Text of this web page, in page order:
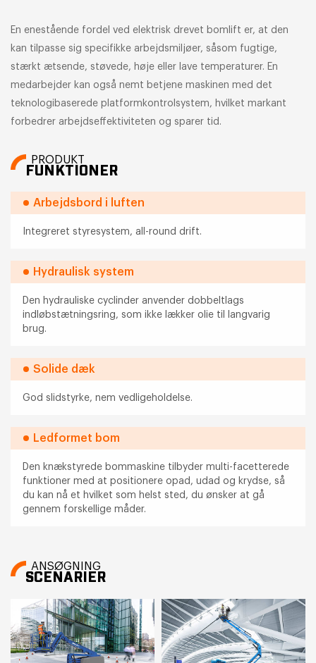
En enestående fordel ved elektrisk drevet bomlift er, at den
kan tilpasse sig specifikke arbejdsmiljøer, såsom fugtige,
stærkt ætsende, støvede, høje eller lave temperaturer. En
medarbejder kan også nemt betjene maskinen med det
teknologibaserede platformkontrolsystem, hvilket markant
forbedrer arbejdseffektiviteten og sparer tid.
PRODUKT
FUNKTIONER
Arbejdsbord i luften
Integreret styresystem, all-round drift.
Hydraulisk system
Den hydrauliske cyclinder anvender dobbeltlags
indløbstætningsring, som ikke lækker olie til langvarig
brug.
Solide dæk
God slidstyrke, nem vedligeholdelse.
Ledformet bom
Den knækstyrede bommaskine tilbyder multi-facetterede
funktioner med at positionere opad, udad og krydse, så
du kan nå et hvilket som helst sted, du ønsker at gå
gennem forskellige måder.
ANSØGNING
SCENARIER